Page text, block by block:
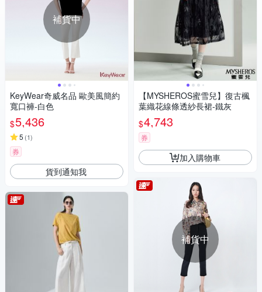
補貨中
KeyWear奇威名品 歐美風簡約
寬口褲-白色
$5,436
5 (1)
券
貨到通知我
【MYSHEROS蜜雪兒】復古楓
葉織花線條透紗長裙-鐵灰
$4,743
券
加入購物車
補貨中